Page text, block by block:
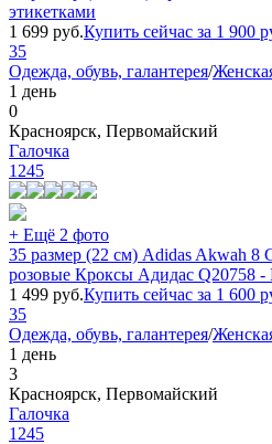
этикетками
1 699 руб.Купить сейчас за 1 900
35
Одежда, обувь, галантерея/
1 день
0
Красноярск, Первомайский
Галочка
1245
+ Ещё 2 фото
35 размер (22 см) Adidas Akwah 8
розовые Кроксы Адидас
1 499 руб.Купить сейчас за 1 600
35
Одежда, обувь, галантерея/
1 день
3
Красноярск, Первомайский
Галочка
1245